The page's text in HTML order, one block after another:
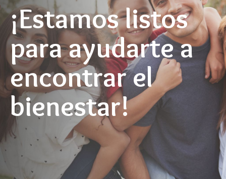
¡Estamos listos
para ayudarte a
encontrar el
bienestar!